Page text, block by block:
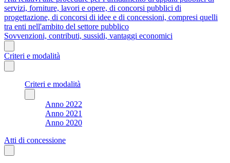
servizi, forniture, lavori e opere, di concorsi pubblici di
progettazione, di concorsi di idee e di concessioni, compresi quelli
tra enti nell'ambito del settore pubblico
Sovvenzioni, contributi, sussidi, vantaggi economici
Criteri e modalità
Criteri e modalità
Anno 2022
Anno 2021
Anno 2020
Atti di concessione